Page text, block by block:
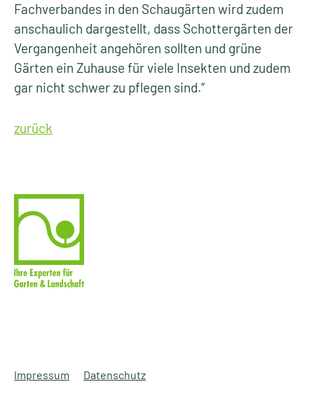
Fachverbandes in den Schaugärten wird zudem
anschaulich dargestellt, dass Schottergärten der
Vergangenheit angehören sollten und grüne
Gärten ein Zuhause für viele Insekten und zudem
gar nicht schwer zu pflegen sind.“
zurück
Impressum Datenschutz